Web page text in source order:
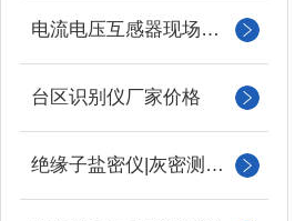
电流电压互感器现场校验仪
台区识别仪厂家价格
绝缘子盐密仪|灰密测试仪